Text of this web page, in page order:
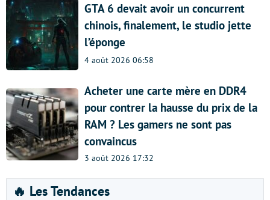
GTA 6 devait avoir un concurrent
chinois, finalement, le studio jette
l’éponge
4 août 2026 06:58
Acheter une carte mère en DDR4
pour contrer la hausse du prix de la
RAM ? Les gamers ne sont pas
convaincus
3 août 2026 17:32
🔥 Les Tendances